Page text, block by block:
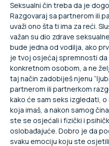
Seksualni čin treba da je
Razgovaraj sa partnerom ili
uvaži ono šta ti ima za reći.
važan su dio zdrave
bude jedna od vodilja, ako
je tvoj osjećaj spremnosti da
konkretnom osobom, a ne
taj način zadobiješ njenu
partnerom ili partnerkom
kako će sam seks izgledati,
koja imaš, a nakon samog
ste se osjećali i fizički i
oslobađajuće. Dobro je da
svaku emociju koju ste